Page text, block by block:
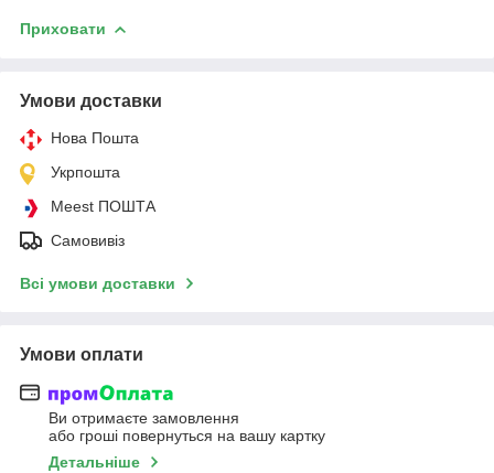
Приховати
Умови доставки
Нова Пошта
Укрпошта
Meest ПОШТА
Самовивіз
Всі умови доставки
Умови оплати
Ви отримаєте замовлення
або гроші повернуться на вашу картку
Детальніше